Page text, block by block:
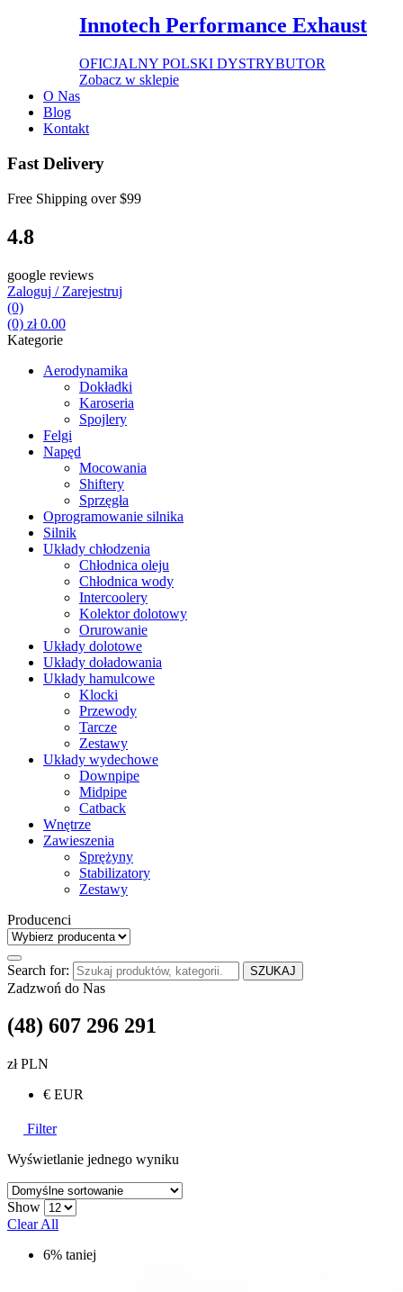
Innotech Performance Exhaust
OFICJALNY POLSKI DYSTRYBUTOR
Zobacz w sklepie
O Nas
Blog
Kontakt
Fast Delivery
Free Shipping over$99
4.8
google reviews
Zaloguj / Zarejestruj
(0)
(0) zł0.00
Kategorie
Aerodynamika
Dokładki
Karoseria
Spojlery
Felgi
Napęd
Mocowania
Shiftery
Sprzęgła
Oprogramowanie silnika
Silnik
Układy chłodzenia
Chłodnica oleju
Chłodnica wody
Intercoolery
Kolektor dolotowy
Orurowanie
Układy dolotowe
Układy doładowania
Układy hamulcowe
Klocki
Przewody
Tarcze
Zestawy
Układy wydechowe
Downpipe
Midpipe
Catback
Wnętrze
Zawieszenia
Sprężyny
Stabilizatory
Zestawy
Producenci
Search for: SZUKAJ
Zadzwoń do Nas
(48) 607 296 291
zł PLN
€ EUR
Filter
Wyświetlanie jednego wyniku
Show
Clear All
6% taniej